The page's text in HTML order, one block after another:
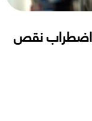
اضطراب نقص